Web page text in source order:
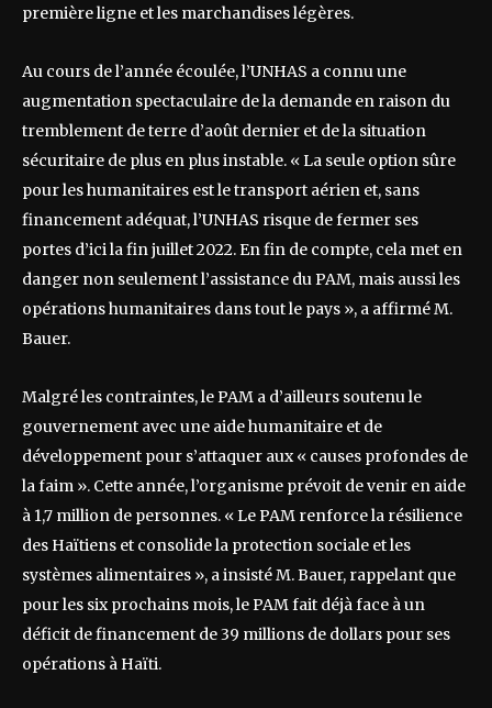
première ligne et les marchandises légères.
Au cours de l’année écoulée, l’UNHAS a connu une
augmentation spectaculaire de la demande en raison du
tremblement de terre d’août dernier et de la situation
sécuritaire de plus en plus instable. « La seule option sûre
pour les humanitaires est le transport aérien et, sans
financement adéquat, l’UNHAS risque de fermer ses
portes d’ici la fin juillet 2022. En fin de compte, cela met en
danger non seulement l’assistance du PAM, mais aussi les
opérations humanitaires dans tout le pays », a affirmé M.
Bauer.
Malgré les contraintes, le PAM a d’ailleurs soutenu le
gouvernement avec une aide humanitaire et de
développement pour s’attaquer aux « causes profondes de
la faim ». Cette année, l’organisme prévoit de venir en aide
à 1,7 million de personnes. « Le PAM renforce la résilience
des Haïtiens et consolide la protection sociale et les
systèmes alimentaires », a insisté M. Bauer, rappelant que
pour les six prochains mois, le PAM fait déjà face à un
déficit de financement de 39 millions de dollars pour ses
opérations à Haïti.